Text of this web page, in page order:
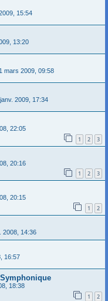
15:54
13:20
mars 2009, 09:58
2009, 17:34
22:05
1 2 3
20:16
1 2 3
20:15
1 2
2008, 14:36
16:57
18:38
1 2